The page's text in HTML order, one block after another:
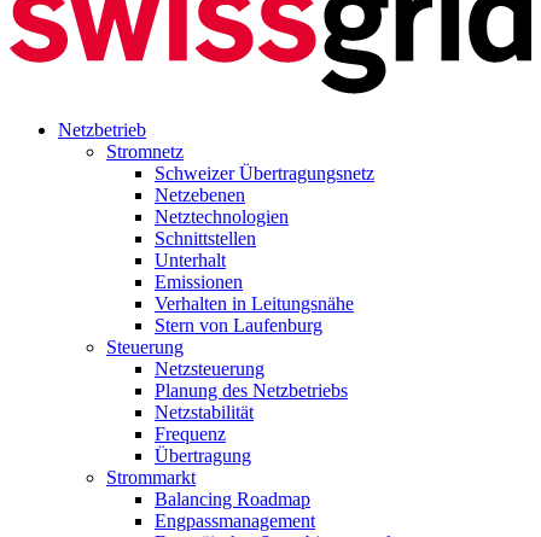
Netzbetrieb
Stromnetz
Schweizer Übertragungsnetz
Netzebenen
Netztechnologien
Schnittstellen
Unterhalt
Emissionen
Verhalten in Leitungsnähe
Stern von Laufenburg
Steuerung
Netzsteuerung
Planung des Netzbetriebs
Netzstabilität
Frequenz
Übertragung
Strommarkt
Balancing Roadmap
Engpassmanagement